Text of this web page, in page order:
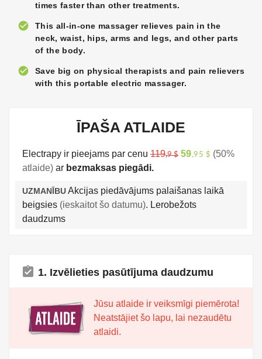
times faster than other treatments.
check_circle
This all-in-one massager relieves pain in the
neck, waist, hips, arms and legs, and other parts
of the body.
check_circle
Save big on physical therapists and pain relievers
with this portable electric massager.
ĪPAŠA ATLAIDE
Electrapy ir pieejams par cenu 119,9 $ 59,95 $ (50%
atlaide) ar bezmaksas piegādi.
UZMANĪBUAkcijas piedāvājums palaišanas laikā
beigsies (ieskaitot šo datumu). Lerobežots
daudzums
assignment_turned_in 1. Izvēlieties pasūtījuma daudzumu
Jūsu atlaide ir veiksmīgi piemērota!
Neatstājiet šo lapu, lai nezaudētu
atlaidi.